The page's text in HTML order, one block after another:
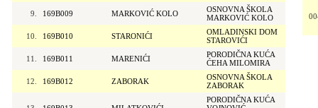
9. 169B009 MARKOVIĆ KOLO
OSNOVNA ŠKOLA
MARKOVIĆ KOLO
10. 169B010 STARONIĆI
OMLADINSKI DOM
STAROVIĆI
11. 169B011 MARENIĆI
PORODIČNA KUĆA
ĆEHA MILOMIRA
12. 169B012 ZABORAK
OSNOVNA ŠKOLA
ZABORAK
PORODIČNA KUĆA